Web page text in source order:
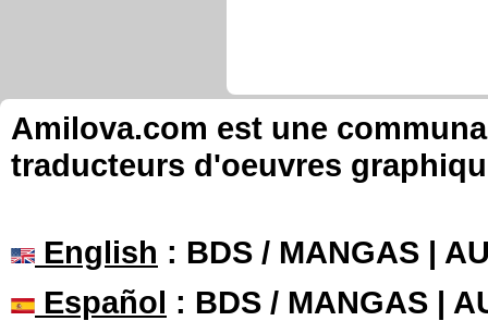
Amilova.com est une
traducteurs d'oeuvres
English : BDS / MANGAS |
Español : BDS / MANGAS |